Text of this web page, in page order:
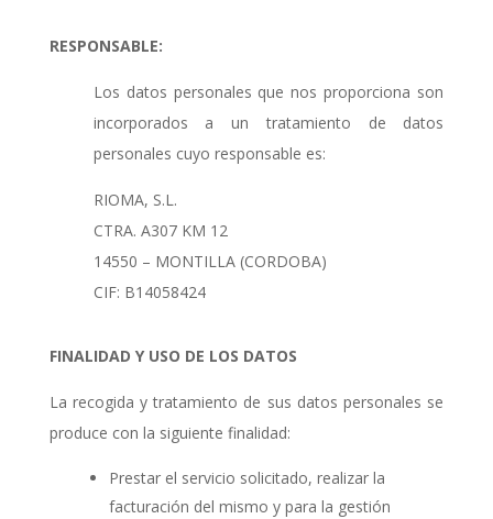
RESPONSABLE:
Los datos personales que nos proporciona son
incorporados a un tratamiento de datos
personales cuyo responsable es:
RIOMA, S.L.
CTRA. A307 KM 12
14550 – MONTILLA (CORDOBA)
CIF: B14058424
FINALIDAD Y USO DE LOS DATOS
La recogida y tratamiento de sus datos personales se
produce con la siguiente finalidad:
Prestar el servicio solicitado, realizar la
facturación del mismo y para la gestión